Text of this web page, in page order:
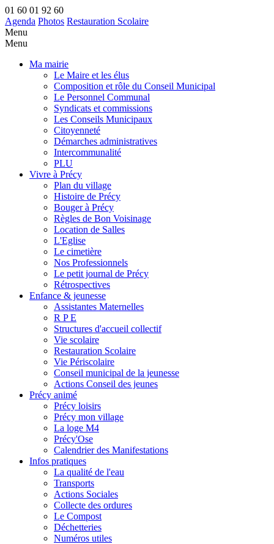
01 60 01 92 60
Agenda Photos Restauration Scolaire
Menu
Menu
Ma mairie
Le Maire et les élus
Composition et rôle du Conseil Municipal
Le Personnel Communal
Syndicats et commissions
Les Conseils Municipaux
Citoyenneté
Démarches administratives
Intercommunalité
PLU
Vivre à Précy
Plan du village
Histoire de Précy
Bouger à Précy
Règles de Bon Voisinage
Location de Salles
L'Eglise
Le cimetière
Nos Professionnels
Le petit journal de Précy
Rétrospectives
Enfance & jeunesse
Assistantes Maternelles
R P E
Structures d'accueil collectif
Vie scolaire
Restauration Scolaire
Vie Périscolaire
Conseil municipal de la jeunesse
Actions Conseil des jeunes
Précy animé
Précy loisirs
Précy mon village
La loge M4
Précy'Ose
Calendrier des Manifestations
Infos pratiques
La qualité de l'eau
Transports
Actions Sociales
Collecte des ordures
Le Compost
Déchetteries
Numéros utiles